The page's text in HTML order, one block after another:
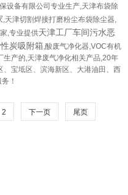
设备有限公司专业生产,天津布袋除
,天津切割焊接打磨粉尘布袋除尘器,
,专业提供天津工厂车间污水恶
炭吸附箱,酸废气净化器,VOC有机
生产的,天津废气净化相关产品,20年
、宝坻区、滨海新区、大港油田、西
！
2 下一页 尾页